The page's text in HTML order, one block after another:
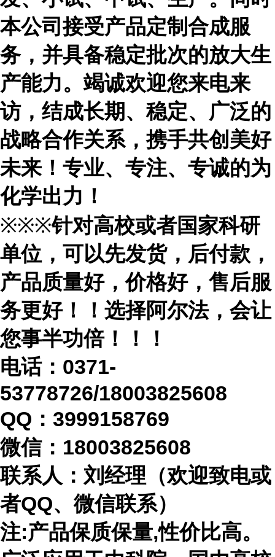
本公司接受产品定制合成服
务，并具备稳定批次的放大生
产能力。竭诚欢迎您来电来
访，结成长期、稳定、广泛的
战略合作关系，携手共创美好
未来！专业、专注、专诚的为
化学出力！
※※※针对高校或者国家科研
单位，可以先发货，后付款，
产品质量好，价格好，售后服
务更好！！选择阿尔法，会让
您事半功倍！！！
电话： 0371-
53778726/18003825608
QQ：3999158769
微信： 18003825608
联系人：刘经理（欢迎致电或
者QQ、微信联系）
注:产品保质保量,性价比高。